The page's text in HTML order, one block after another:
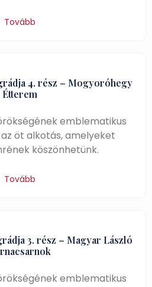
Tovább
4. rész – Mogyoróhegy
Étterem
emblematikus
öt alkotás, amelyeket
köszönhetünk.
Tovább
3. rész – Magyar László
emblematikus